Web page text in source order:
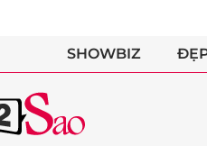
SHOWBIZ